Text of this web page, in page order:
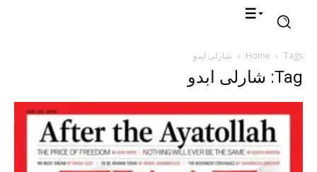
Home Tags شارلی ابدو
Tag: شارلی ابدو